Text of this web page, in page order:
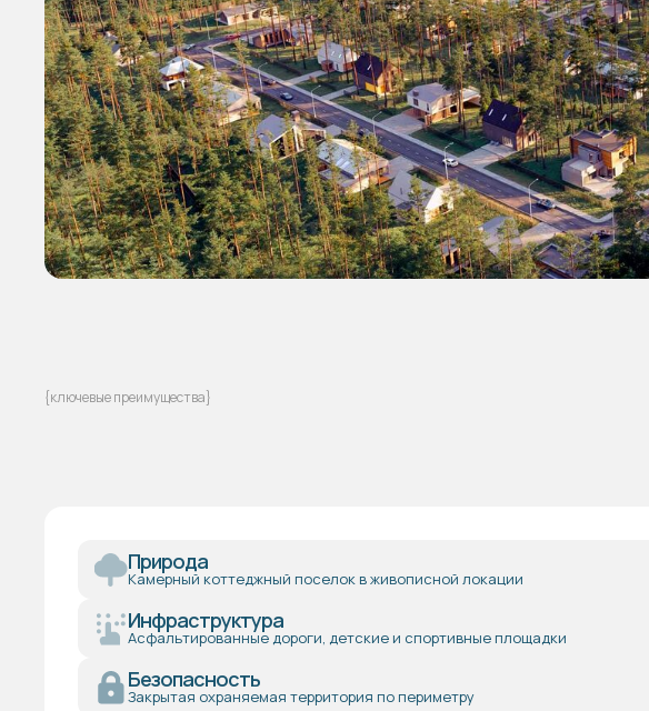
{ключевые преимущества}
Природа
Камерный коттеджный поселок в живописной локации
Инфраструктура
Асфальтированные дороги, детские и спортивные площадки
Безопасность
Закрытая охраняемая территория по периметру